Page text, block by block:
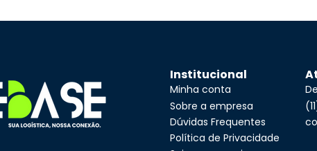
Institucional
Minha conta
Sobre a empresa
Dúvidas Frequentes
Política de Privacidade